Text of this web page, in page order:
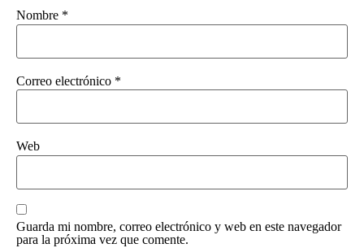
Nombre *
Correo electrónico *
Web
Guarda mi nombre, correo electrónico y web en este navegador
para la próxima vez que comente.